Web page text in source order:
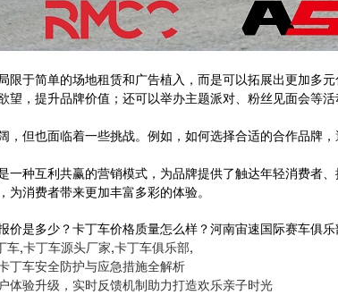
限于简单的场地租赁和广告植入，而是可以拓展出更加多
，提升品牌价值；还可以举办主题派对、粉丝见面会等
，但也面临着一些挑战。例如，如何选择合适的合作品
一种互利共赢的营销模式，为品牌提供了触达年轻消费
消费者带来更加丰富多彩的体验。
价是多少？卡丁车价格质量怎么样？河南宙速国际赛车
车,卡丁车源头厂家,卡丁车俱乐部,
丁车安全防护与应急措施全解析
体验升级，实时反馈机制助力打造欢乐亲子时光